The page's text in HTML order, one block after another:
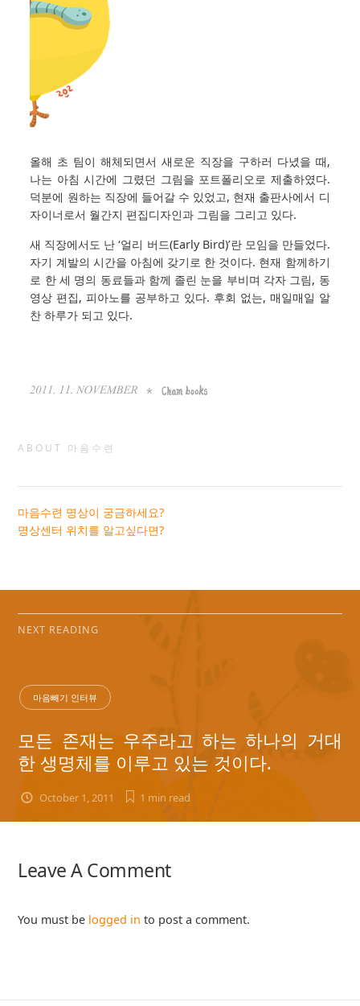
올해 초 팀이 해체되면서 새로운 직장을 구하러 다녔을 때,
나는 아침 시간에 그렸던 그림을 포트폴리오로 제출하였다.
덕분에 원하는 직장에 들어갈 수 있었고, 현재 출판사에서 디
자이너로서 월간지 편집디자인과 그림을 그리고 있다.
새 직장에서도 난 ‘얼리 버드(Early Bird)’란 모임을 만들었다.
자기 계발의 시간을 아침에 갖기로 한 것이다. 현재 함께하기
로 한 세 명의 동료들과 함께 졸린 눈을 부비며 각자 그림, 동
영상 편집, 피아노를 공부하고 있다. 후회 없는, 매일매일 알
찬 하루가 되고 있다.
ABOUT 마음수련
마음수련 명상이 궁금하세요?
명상센터 위치를 알고싶다면?
NEXT READING
마음빼기 인터뷰
모든 존재는 우주라고 하는 하나의 거대
한 생명체를 이루고 있는 것이다.
October 1, 2011 1 min read
Leave A Comment
You must be logged in to post a comment.